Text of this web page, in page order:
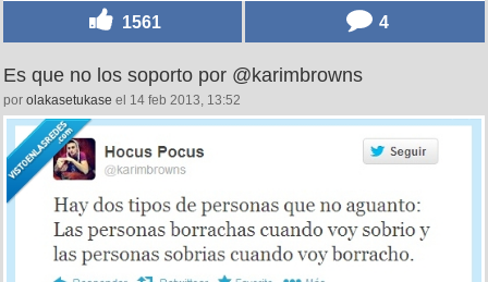
1561 4
Es que no los soporto por @karimbrowns
por olakasetukase el 14 feb 2013, 13:52